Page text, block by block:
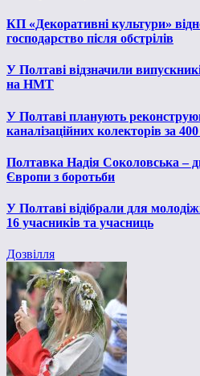
КП «Декоративні культури»
господарство після обстрілів
У Полтаві відзначили
на НМТ
У Полтаві планують
каналізаційних колекторів за
Полтавка Надія Соколовська –
Європи з боротьби
У Полтаві відібрали для
16 учасників та учасниць
Дозвілля